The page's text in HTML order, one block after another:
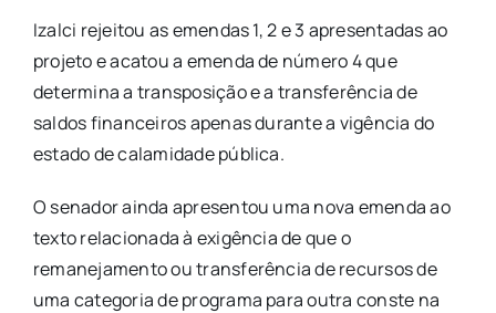
Izalci rejeitou as emendas 1, 2 e 3 apresentadas ao
projeto e acatou a emenda de número 4 que
determina a transposição e a transferência de
saldos financeiros apenas durante a vigência do
estado de calamidade pública.
O senador ainda apresentou uma nova emenda ao
texto relacionada à exigência de que o
remanejamento ou transferência de recursos de
uma categoria de programa para outra conste na